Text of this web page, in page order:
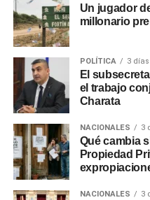
Un jugador
millonario
POLÍTICA 3
El
el trabajo
Charata
NACIONALES 3
Qué cambia
Propiedad
NACIONALES 3